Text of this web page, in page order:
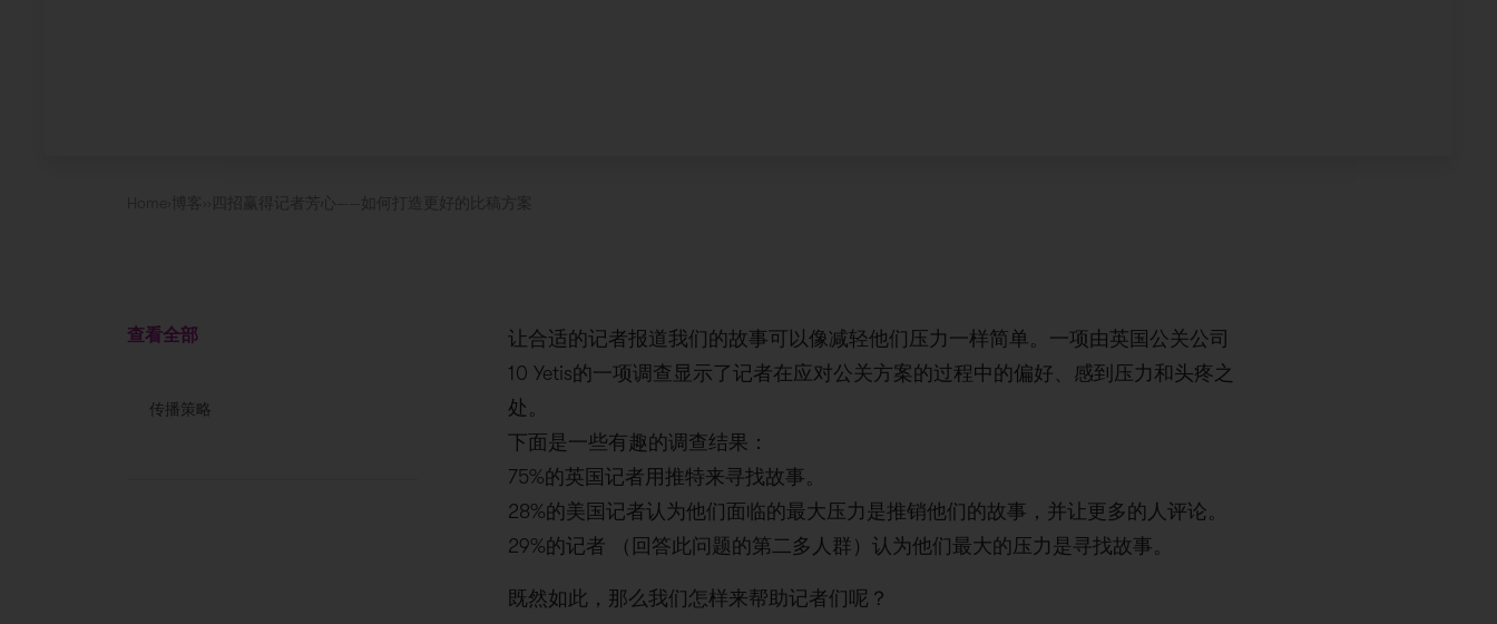
四招赢得记者芳心——如何打造更好的比稿方案
查看全部
传播策略
让合适的记者报道我们的故事可以像减轻他们压力一样简单。一项由英国公关公司
10 Yetis的一项调查显示了记者在应对公关方案的过程中的偏好、感到压力和头疼之
处。
下面是一些有趣的调查结果：
75%的英国记者用推特来寻找故事。
28%的美国记者认为他们面临的最大压力是推销他们的故事，并让更多的人评论。
29%的记者 （回答此问题的第二多人群）认为他们最大的压力是寻找故事。
既然如此，那么我们怎样来帮助记者们呢？